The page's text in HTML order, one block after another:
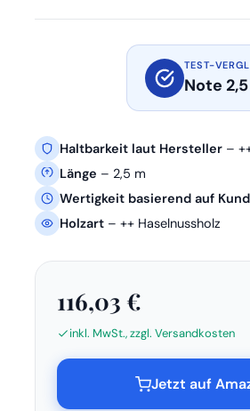
TEST-
Note
Haltbarkeit laut Hersteller –
Länge – 2,5 m
Wertigkeit basierend auf
Holzart – ++ Haselnussholz
116,03 €
inkl. MwSt., zzgl. Versandkosten
Jetzt auf